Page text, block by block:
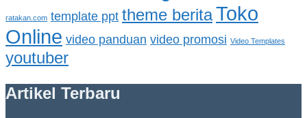
ratakan.com template ppt theme beritaToko
Online video panduan video promosi Video Templates
youtuber
Artikel Terbaru